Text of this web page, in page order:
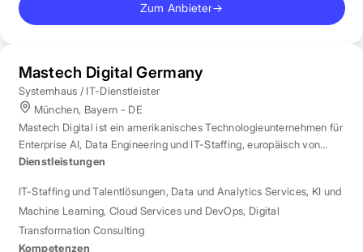
Zum Anbieter→
Mastech Digital Germany
Systemhaus / IT-Dienstleister
München, Bayern - DE
Mastech Digital ist ein amerikanisches Technologieunternehmen für
Enterprise AI, Data Engineering und IT-Staffing, europäisch von
London aus betreut.
Dienstleistungen
IT-Staffing und Talentlösungen, Data und Analytics Services, KI und
Machine Learning, Cloud Services und DevOps, Digital
Transformation Consulting
Kompetenzen